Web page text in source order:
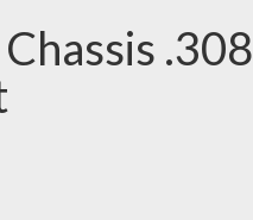
.308